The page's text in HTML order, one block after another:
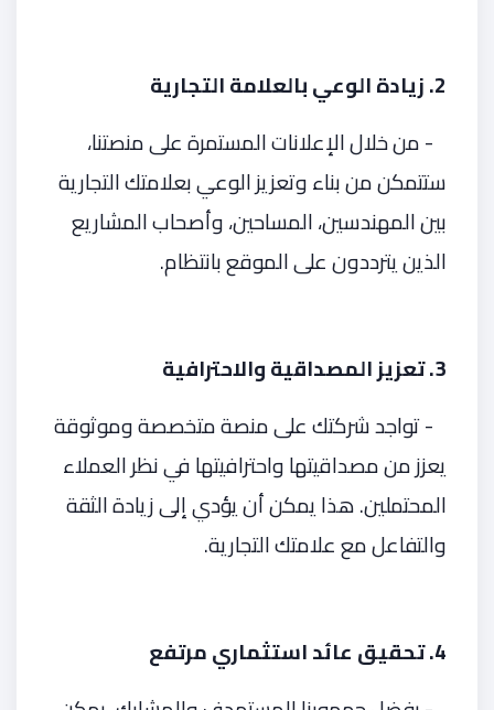
2. زيادة الوعي بالعلامة التجارية
- من خلال الإعلانات المستمرة على منصتنا،
ستتمكن من بناء وتعزيز الوعي بعلامتك التجارية
بين المهندسين، المساحين، وأصحاب المشاريع
الذين يترددون على الموقع بانتظام.
3. تعزيز المصداقية والاحترافية
- تواجد شركتك على منصة متخصصة وموثوقة
يعزز من مصداقيتها واحترافيتها في نظر العملاء
المحتملين. هذا يمكن أن يؤدي إلى زيادة الثقة
والتفاعل مع علامتك التجارية.
4. تحقيق عائد استثماري مرتفع